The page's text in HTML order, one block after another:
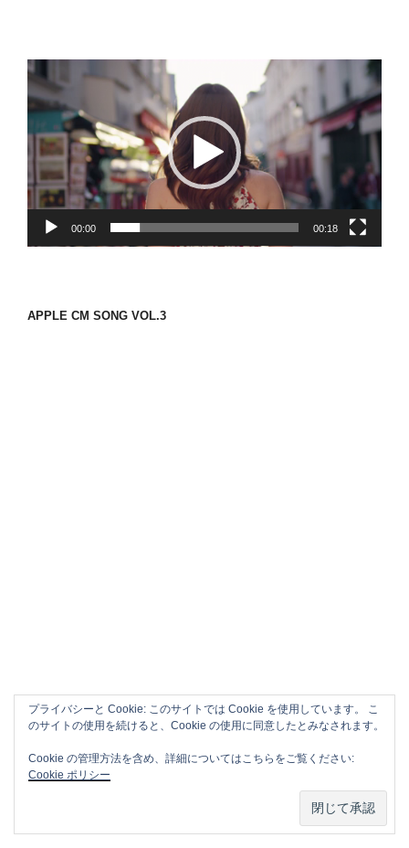
動
画
プ
レ
ー
ヤ
ー
00:00 00:18
APPLE CM SONG VOL.3
APPLE CM SONG VOL.2
プライバシーと Cookie: このサイトでは Cookie を使用しています。 こ
のサイトの使用を続けると、Cookie の使用に同意したとみなされます。
Cookie の管理方法を含め、詳細についてはこちらをご覧ください:
Cookie ポリシー